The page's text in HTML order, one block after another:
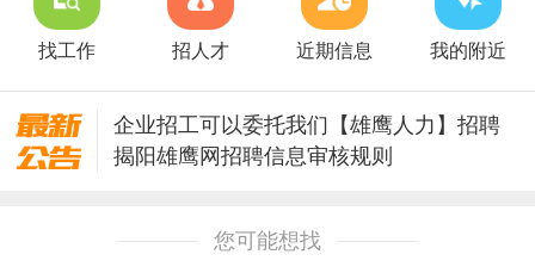
找工作 招人才 近期信息 我的附近
企业招工可以委托我们【雄鹰人力】招聘
揭阳雄鹰网招聘信息审核规则
您可能想找